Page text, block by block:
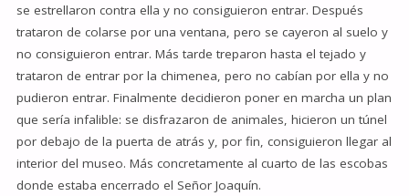
se estrellaron contra ella y no consiguieron entrar. Después
trataron de colarse por una ventana, pero se cayeron al suelo y
no consiguieron entrar. Más tarde treparon hasta el tejado y
trataron de entrar por la chimenea, pero no cabían por ella y no
pudieron entrar. Finalmente decidieron poner en marcha un plan
que sería infalible: se disfrazaron de animales, hicieron un túnel
por debajo de la puerta de atrás y, por fin, consiguieron llegar al
interior del museo. Más concretamente al cuarto de las escobas
donde estaba encerrado el Señor Joaquín.